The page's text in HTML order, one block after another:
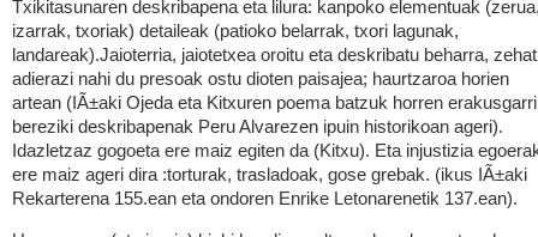
Txikitasunaren deskribapena eta lilura: kanpoko elementuak
izarrak, txoriak) detaileak (patioko belarrak, txori lagunak,
landareak).Jaioterria, jaiotetxea oroitu eta deskribatu beharra,
adierazi nahi du presoak ostu dioten paisajea; haurtzaroa horien
artean (IÃ±aki Ojeda eta Kitxuren poema batzuk horren
bereziki deskribapenak Peru Alvarezen ipuin historikoan ageri).
Idazletzaz gogoeta ere maiz egiten da (Kitxu). Eta injustizia
ere maiz ageri dira :torturak, trasladoak, gose grebak. (ikus IÃ±aki
Rekarterena 155.ean eta ondoren Enrike Letonarenetik 137.ean).